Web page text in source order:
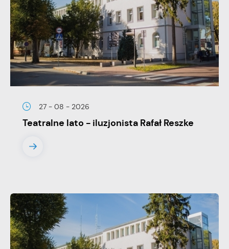
27 - 08 - 2026
Teatralne lato - iluzjonista Rafał Reszke
partnerami oraz innych dostawców usług. Firmy te działają w
charakterze pośredników prezentujących nasze treści w
postaci wiadomości, ofert, komunikatów mediów
społecznościowych.